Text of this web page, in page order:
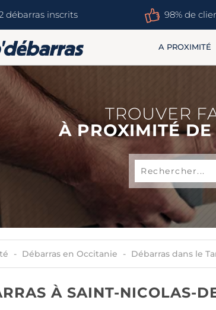
débarras inscrits 98% de
A PROXIMITÉ
TROUVER
À PROXIMITÉ
Débarras en Occitanie Débarras dans le
À SAINT-NICOLAS-